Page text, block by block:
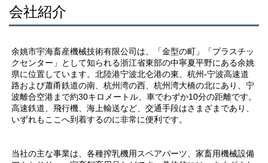
会社紹介
余姚市宇海畜産機械技術有限公司は、「金型の町」「プラスチッ
クセンター」として知られる浙江省東部の中寧夏平野にある余姚
県に位置しています。北陸港宁波北仑港の東、杭州-宁波高速道
路および蕭甬鉄道の南、杭州湾の西、杭州湾大橋の北にあり、宁
波離合空港まで約30キロメートル、車でわずか10分の距離です。
高速鉄道、飛行機、海上輸送など、交通手段はさまざまであり、
いずれもここへ到着するのに非常に便利です。
当社の主な事業は、各種搾乳機用スペアパーツ、家畜用機械設備